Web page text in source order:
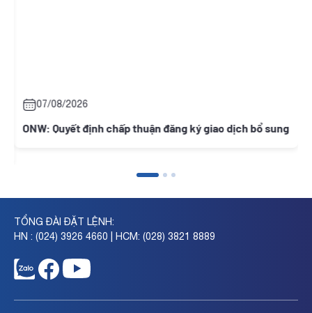
07/08/2026
ONW: Quyết định chấp thuận đăng ký giao dịch bổ sung
TỔNG ĐÀI ĐẶT LỆNH:
HN : (024) 3926 4660 | HCM: (028) 3821 8889